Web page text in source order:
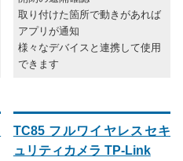
取り付けた箇所で動きがあれば
アプリが通知
様々なデバイスと連携して使用
できます
TC85 フルワイヤレスセキ
ュリティカメラ TP-Link